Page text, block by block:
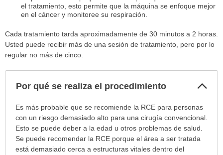
el tratamiento, esto permite que la máquina se enfoque mejor
en el cáncer y monitoree su respiración.
Cada tratamiento tarda aproximadamente de 30 minutos a 2 horas.
Usted puede recibir más de una sesión de tratamiento, pero por lo
regular no más de cinco.
Por qué se realiza el procedimiento
Por
qué
realiza
Es más probable que se recomiende la RCE para personas
con un riesgo demasiado alto para una cirugía convencional.
Esto se puede deber a la edad u otros problemas de salud.
Se puede recomendar la RCE porque el área a ser tratada
está demasiado cerca a estructuras vitales dentro del